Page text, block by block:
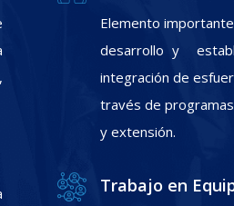
Elemento
desarrollo y
integración de
través de
y extensión.
Trabajo en